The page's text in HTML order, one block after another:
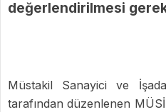
değerlendirilmesi
Müstakil Sanayici ve
tarafından düzenlenen